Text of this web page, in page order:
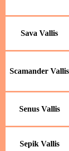
Sava Vallis
Scamander Vallis
Senus Vallis
Sepik Vallis